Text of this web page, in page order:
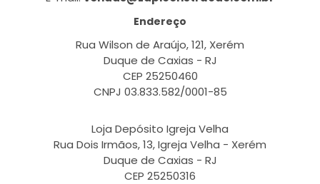
Endereço
Rua Wilson de Araújo, 121, Xerém
Duque de Caxias - RJ
CEP 25250460
CNPJ 03.833.582/0001-85
Loja Depósito Igreja Velha
Rua Dois Irmãos, 13, Igreja Velha - Xerém
Duque de Caxias - RJ
CEP 25250316